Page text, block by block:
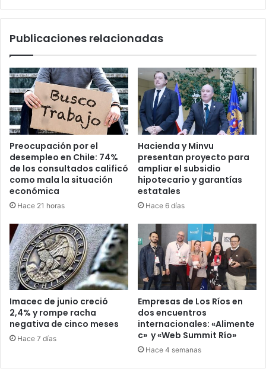
Publicaciones relacionadas
Preocupación por el
desempleo en Chile: 74%
de los consultados calificó
como mala la situación
económica
Hace 21 horas
Hacienda y Minvu
presentan proyecto para
ampliar el subsidio
hipotecario y garantías
estatales
Hace 6 días
Imacec de junio creció
2,4% y rompe racha
negativa de cinco meses
Hace 7 días
Empresas de Los Ríos en
dos encuentros
internacionales: «Alimente
c» y «Web Summit Río»
Hace 4 semanas